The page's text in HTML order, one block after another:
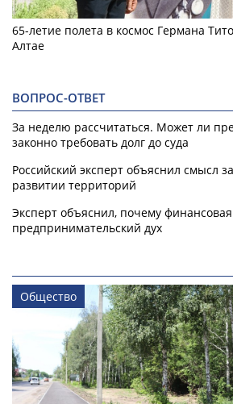
65-летие полета в космос Германа
Алтае
ВОПРОС-ОТВЕТ
За неделю рассчитаться. Может ли
законно требовать долг до суда
Российский эксперт объяснил смысл
развитии территорий
Эксперт объяснил, почему
предпринимательский дух
Общество